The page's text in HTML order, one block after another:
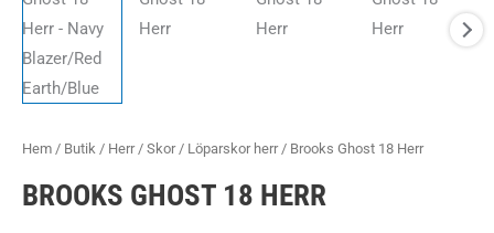
Hem / Butik / Herr/ Skor/ Löparskor herr/ Brooks Ghost 18 Herr
BROOKS GHOST 18 HERR